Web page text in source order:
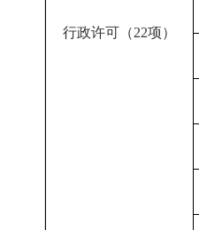
行政许可（22项）